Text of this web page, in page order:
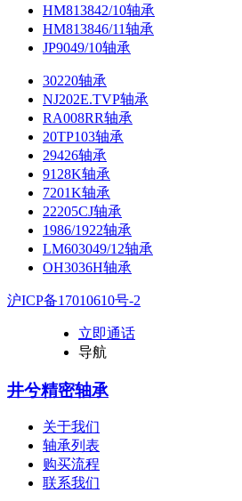
HM813842/10轴承
HM813846/11轴承
JP9049/10轴承
30220轴承
NJ202E.TVP轴承
RA008RR轴承
20TP103轴承
29426轴承
9128K轴承
7201K轴承
22205CJ轴承
1986/1922轴承
LM603049/12轴承
OH3036H轴承
沪ICP备17010610号-2
立即通话
导航
井兮精密轴承
关于我们
轴承列表
购买流程
联系我们